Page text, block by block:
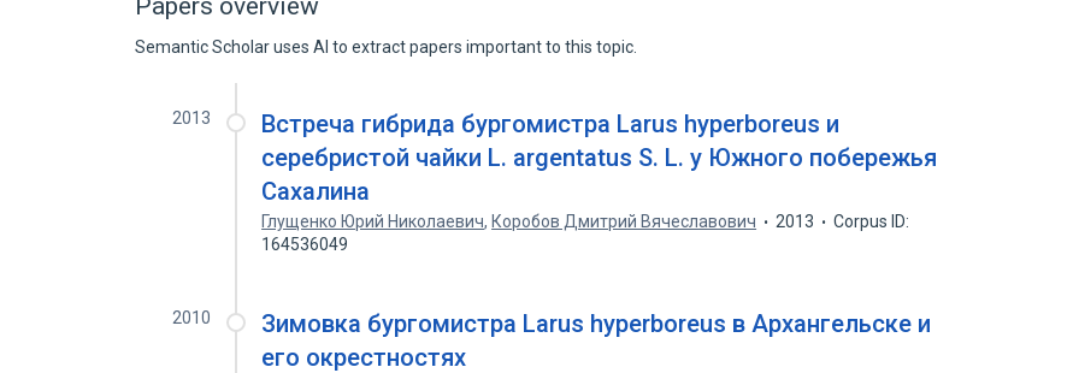
Papers overview
Semantic Scholar uses AI to extract papers important to this topic.
2013
Встреча гибрида бургомистра Larus hyperboreus и
серебристой чайки L. argentatus S. L. у Южного побережья
Сахалина
Глущенко Юрий Николаевич, Коробов Дмитрий Вячеславович 2013
Corpus ID:
164536049
2010
Зимовка бургомистра Larus hyperboreus в Архангельске и
его окрестностях